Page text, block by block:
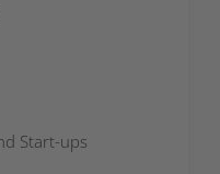
Start-ups